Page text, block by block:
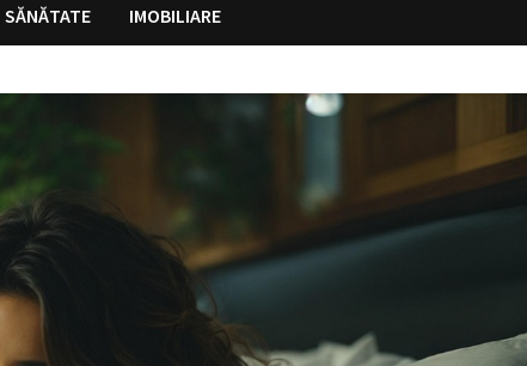
SĂNĂTATE IMOBILIARE